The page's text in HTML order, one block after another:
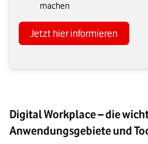
machen
Jetzt hier informieren
Digital Workplace – die
Anwendungsgebiete und